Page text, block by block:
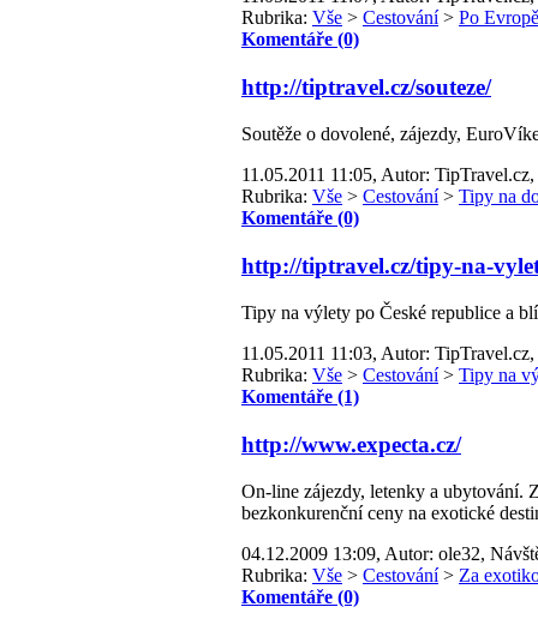
Rubrika: Vše > Cestování> Po Evropě
Komentáře (0)
http://tiptravel.cz/souteze/
Soutěže o dovolené, zájezdy,
11.05.2011 11:05, Autor:
Rubrika: Vše > Cestování> Tipy na
Komentáře (0)
http://tiptravel.cz/tipy-na-
Tipy na výlety po České republice a
11.05.2011 11:03, Autor:
Rubrika: Vše > Cestování> Tipy na
Komentáře (1)
http://www.expecta.cz/
On-line zájezdy, letenky a ubytování.
bezkonkurenční ceny na exotické
04.12.2009 13:09, Autor: ole32,
Rubrika: Vše > Cestování> Za
Komentáře (0)